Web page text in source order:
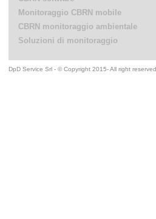
DpD Service Srl - © Copyright 2015- All right
Monitoraggio CBRN mobile
CBRN monitoraggio ambientale
Soluzioni di monitoraggio